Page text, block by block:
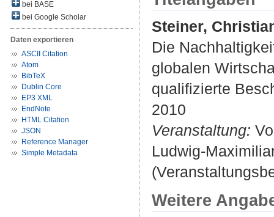
bei BASE
bei Google Scholar
Daten exportieren
ASCII Citation
Atom
BibTeX
Dublin Core
EP3 XML
EndNote
HTML Citation
JSON
Reference Manager
Simple Metadata
Steiner,
Die
globalen
qualifizierte
2010
Veranstaltung:
Ludwig-
Weitere